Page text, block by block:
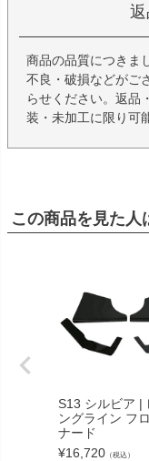
商品の品質につきま
不良・破損などがご
らせください。返品
装・未加工に限り可
この商品を見た人
S13 シルビア |
ングライン フ
ナード
¥16,720 （税込）